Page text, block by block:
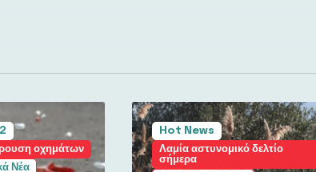
οχημάτων
Νέα
Hot News
Λαμία αστυνομικό δελτίο
σήμερα